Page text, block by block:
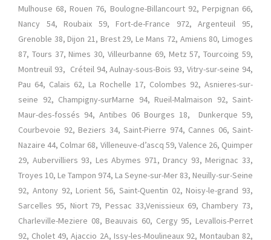
Mulhouse 68, Rouen 76, Boulogne-Billancourt 92, Perpignan 66,
Nancy 54, Roubaix 59, Fort-de-France 972, Argenteuil 95,
Grenoble 38, Dijon 21, Brest 29, Le Mans 72, Amiens 80, Limoges
87, Tours 37, Nimes 30, Villeurbanne 69, Metz 57, Tourcoing 59,
Montreuil 93, Créteil 94, Aulnay-sous-Bois 93, Vitry-sur-seine 94,
Pau 64, Calais 62, La Rochelle 17, Colombes 92, Asnieres-sur-
seine 92, Champigny-surMarne 94, Rueil-Malmaison 92, Saint-
Maur-des-fossés 94, Antibes 06 Bourges 18, Dunkerque 59,
Courbevoie 92, Beziers 34, Saint-Pierre 974, Cannes 06, Saint-
Nazaire 44, Colmar 68, Villeneuve-d’ascq 59, Valence 26, Quimper
29, Aubervilliers 93, Les Abymes 971, Drancy 93, Merignac 33,
Troyes 10, Le Tampon 974, La Seyne-sur-Mer 83, Neuilly-sur-Seine
92, Antony 92, Lorient 56, Saint-Quentin 02, Noisy-le-grand 93,
Sarcelles 95, Niort 79, Pessac 33,Venissieux 69, Chambery 73,
Charleville-Meziere 08, Beauvais 60, Cergy 95, Levallois-Perret
92, Cholet 49, Ajaccio 2A, Issy-les-Moulineaux 92, Montauban 82,